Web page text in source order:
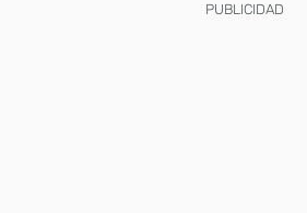
PUBLICIDAD